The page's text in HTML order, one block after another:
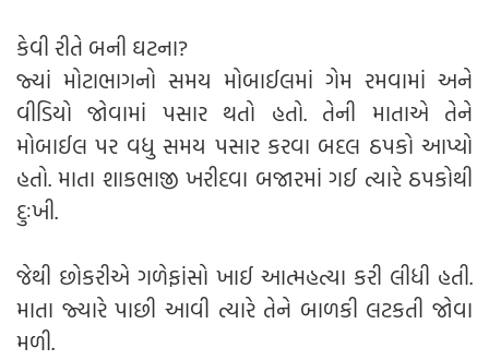
કેવી રીતે બની ઘટના?
જ્યાં મોટાભાગનો સમય મોબાઈલમાં ગેમ રમવામાં અને
વીડિયો જોવામાં પસાર થતો હતો. તેની માતાએ તેને
મોબાઈલ પર વધુ સમય પસાર કરવા બદલ ઠપકો આપ્યો
હતો. માતા શાકભાજી ખરીદવા બજારમાં ગઈ ત્યારે ઠપકોથી
દુઃખી.
જેથી છોકરીએ ગળેફાંસો ખાઈ આત્મહત્યા કરી લીધી હતી.
માતા જ્યારે પાછી આવી ત્યારે તેને બાળકી લટકતી જોવા
મળી.